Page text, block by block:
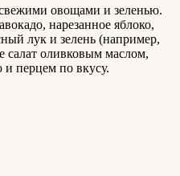
овощами и зеленью.
нарезанное яблоко,
лук и зелень (например,
салат оливковым маслом,
перцем по вкусу.